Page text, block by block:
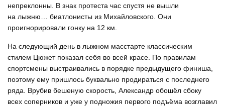
непреклонны. В знак протеста час спустя не вышли
на лыжню… биатлонисты из Михайловского. Они
проигнорировали гонку на 12 км.
На следующий день в лыжном масстарте классическим
стилем Цюжет показал себя во всей красе. По правилам
спортсмены выстраивались в порядке предыдущего финиша,
поэтому ему пришлось буквально продираться с последнего
ряда. Врубив бешеную скорость, Александр обошёл сбоку
всех соперников и уже у подножия первого подъёма возглавил